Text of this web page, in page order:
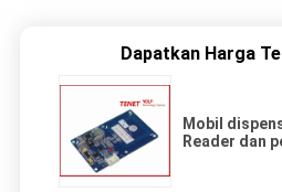
Dapatkan Harga
Mobil
Reader dan